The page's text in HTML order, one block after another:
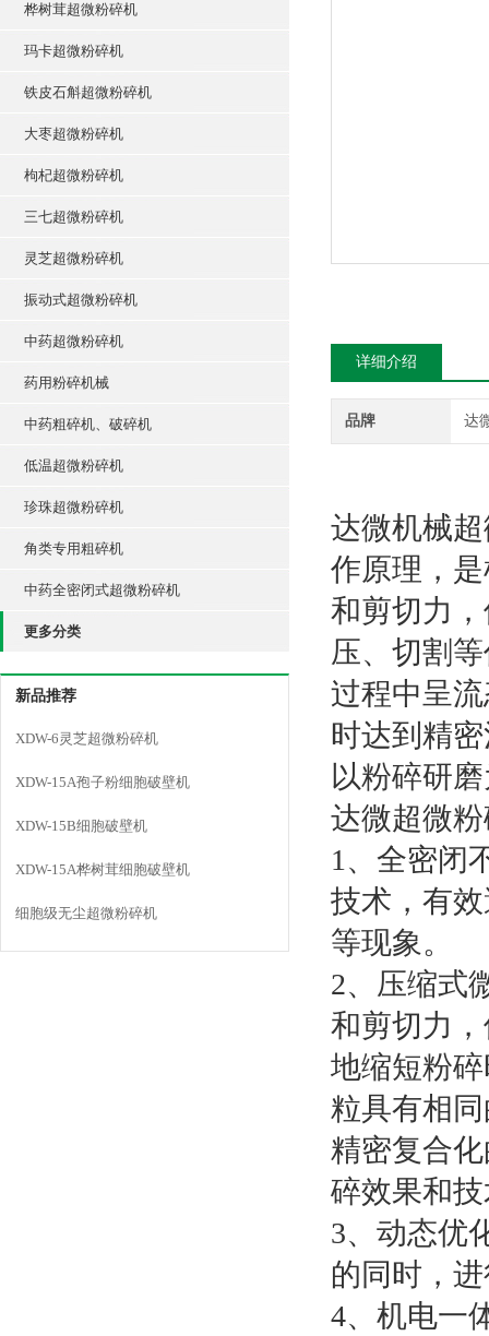
桦树茸超微粉碎机
玛卡超微粉碎机
铁皮石斛超微粉碎机
大枣超微粉碎机
枸杞超微粉碎机
三七超微粉碎机
灵芝超微粉碎机
振动式超微粉碎机
中药超微粉碎机
药用粉碎机械
中药粗碎机、破碎机
低温超微粉碎机
珍珠超微粉碎机
角类专用粗碎机
中药全密闭式超微粉碎机
更多分类
新品推荐
XDW-6灵芝超微粉碎机
XDW-15A孢子粉细胞破壁机
XDW-15B细胞破壁机
XDW-15A桦树茸细胞破壁机
细胞级无尘超微粉碎机
详细介绍
品牌 达
达微机械
作原理，
和剪切力
压、切割
过程中呈
时达到精
以粉碎研
达微超微
1、全密闭
技术，有
等现象。
2、压缩式
和剪切力
地缩短粉
粒具有相
精密复合
碎效果和
3、动态优
的同时，
4、机电一